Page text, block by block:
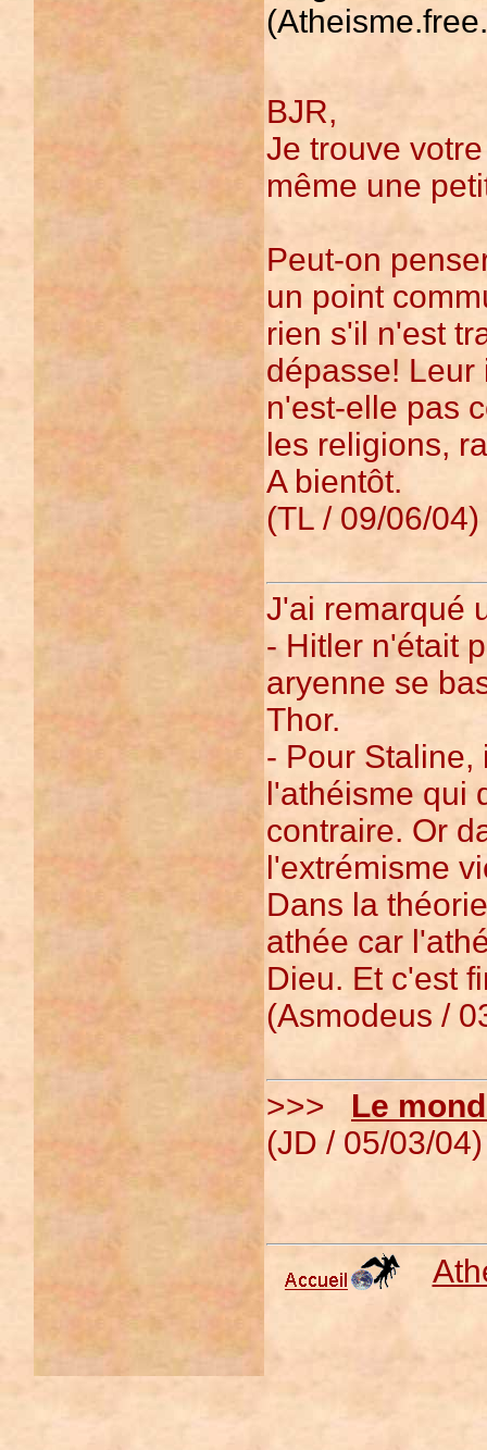
BJR,
Je trouve
même une
Peut-on
un point
rien s'il n'est
dépasse!
n'est-elle pas
les religions,
A bientôt.
(TL / 09/06/04)
J'ai remarqué
- Hitler n'était
aryenne se
Thor.
- Pour Staline,
l'athéisme qui
contraire. Or
l'extrémisme
Dans la
athée car
Dieu. Et c'est
(Asmodeus /
>>> Le
(JD / 05/03/04)